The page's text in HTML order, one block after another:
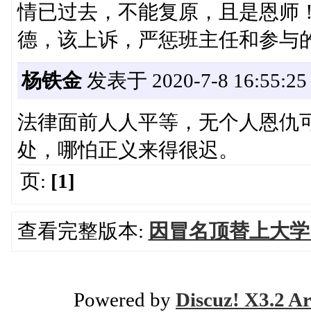
情已过去，不能复原，且是恩师
德，该上诉，严惩班主任和参与
杨铁金发表于 2020-7-8 16:55:25
法律面前人人平等，无个人恩仇
处，哪怕正义来得很迟。
页: [1]
查看完整版本: 因冒名顶替上大
Powered by Discuz! X3.2